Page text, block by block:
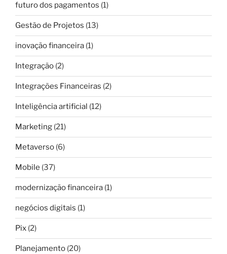
futuro dos pagamentos (1)
Gestão de Projetos (13)
inovação financeira (1)
Integração (2)
Integrações Financeiras (2)
Inteligência artificial (12)
Marketing (21)
Metaverso (6)
Mobile (37)
modernização financeira (1)
negócios digitais (1)
Pix (2)
Planejamento (20)